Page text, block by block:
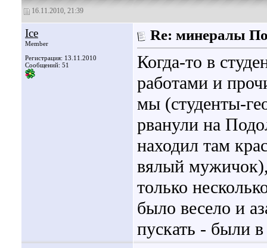
16.11.2010, 21:39
Ice
Member
Регистрация: 13.11.2010
Сообщений: 51
Re: минералы
Когда-то в
работами и
мы (студенты-
рванули на
находил там
вялый мужичок),
только
было весело и
пускать - были